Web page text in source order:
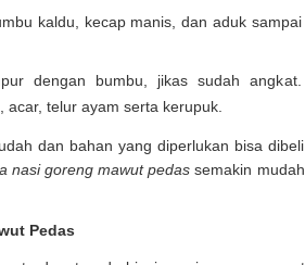
kaldu, kecap manis, dan aduk sampai
dengan bumbu, jikas sudah angkat.
acar, telur ayam serta kerupuk.
dan bahan yang diperlukan bisa dibeli
nasi goreng mawut pedas semakin mudah
Pedas